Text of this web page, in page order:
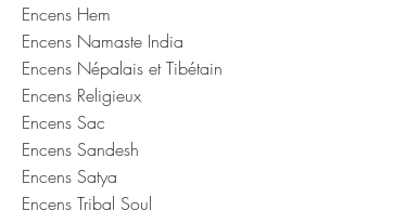
Encens Hem
Encens Namaste India
Encens Népalais et Tibétain
Encens Religieux
Encens Sac
Encens Sandesh
Encens Satya
Encens Tribal Soul